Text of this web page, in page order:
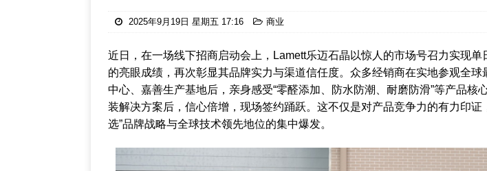
2025年9月19日 星期五 17:16 商业
近日，在一场线下招商启动会上，Lamett乐迈石晶以惊人的市场号召力实现单
的亮眼成绩，再次彰显其品牌实力与渠道信任度。众多经销商在实地参观全球
中心、嘉善生产基地后，亲身感受“零醛添加、防水防潮、耐磨防滑”等产品核
装解决方案后，信心倍增，现场签约踊跃。这不仅是对产品竞争力的有力印证
选”品牌战略与全球技术领先地位的集中爆发。